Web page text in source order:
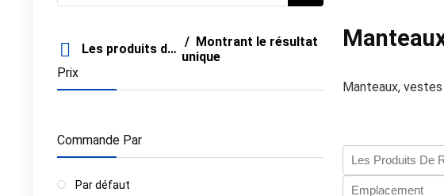
Les produits de filtre
Montrant le résultat
unique
Prix
Commande Par
Par défaut
Manteaux,